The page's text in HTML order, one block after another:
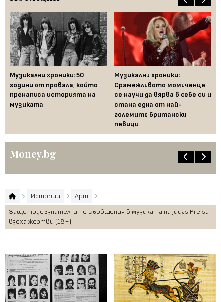
Музикални хроники: 50
години от провала, който
пренаписа историята на
музиката
Музикални хроники:
Срамежливото момиченце
се научи да вярва в себе си и
стана една от най-
големите британски
певици
Money.bg
Истории
Арт
Защо подсъзнателните съобщения в музиката на Judas Preist
взеха жертви (18+)